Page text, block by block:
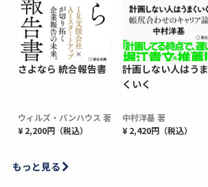
さよなら 統合報告書
ウィルズ・パンハウス 著
¥ 2,200円（税込）
計画しない人はうま
くいく
中村洋基 著
¥ 2,420円（税込）
もっと見る